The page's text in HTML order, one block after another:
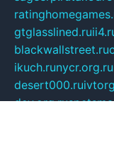
gtglasslined.ru
blackwallstreet.ru
ikuch.runycr.org.ru
desert000.ru
dcv.org.ru